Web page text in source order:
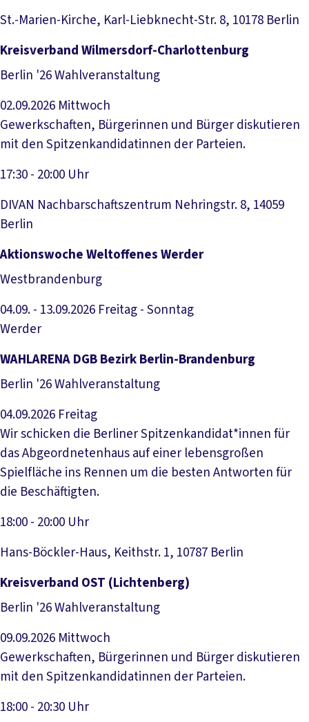
St.-Marien-Kirche, Karl-Liebknecht-Str. 8, 10178 Berlin
Veranstaltung anzeigen
Kreisverband Wilmersdorf-Charlottenburg
Berlin '26 Wahlveranstaltung
02.09.2026 Mittwoch
Gewerkschaften, Bürgerinnen und Bürger diskutieren
mit den Spitzenkandidatinnen der Parteien.
17:30 - 20:00 Uhr
DIVAN Nachbarschaftszentrum Nehringstr. 8, 14059
Berlin
Veranstaltung anzeigen
Aktionswoche Weltoffenes Werder
Westbrandenburg
04.09. - 13.09.2026 Freitag - Sonntag
Werder
Veranstaltung anzeigen
WAHLARENA DGB Bezirk Berlin-Brandenburg
Berlin '26 Wahlveranstaltung
04.09.2026 Freitag
Wir schicken die Berliner Spitzenkandidat*innen für
das Abgeordnetenhaus auf einer lebensgroßen
Spielfläche ins Rennen um die besten Antworten für
die Beschäftigten.
18:00 - 20:00 Uhr
Hans-Böckler-Haus, Keithstr. 1, 10787 Berlin
Veranstaltung anzeigen
Kreisverband OST (Lichtenberg)
Berlin '26 Wahlveranstaltung
09.09.2026 Mittwoch
Gewerkschaften, Bürgerinnen und Bürger diskutieren
mit den Spitzenkandidatinnen der Parteien.
18:00 - 20:30 Uhr